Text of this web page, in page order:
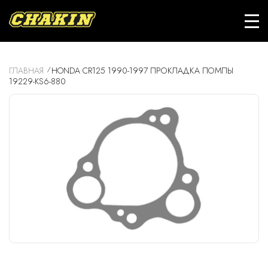
ГЛАВНАЯ
HONDA CR125 1990-1997 ПРОКЛАДКА ПОМПЫ
19229-KS6-880